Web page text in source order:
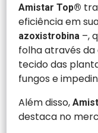
Amistar Top®
eficiência em
azoxistrobina –,
folha através
tecido das
fungos e
Além disso,
destaca no